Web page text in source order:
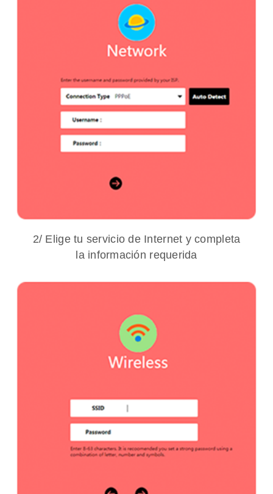
2/ Elige tu servicio de Internet y completa
la información requerida